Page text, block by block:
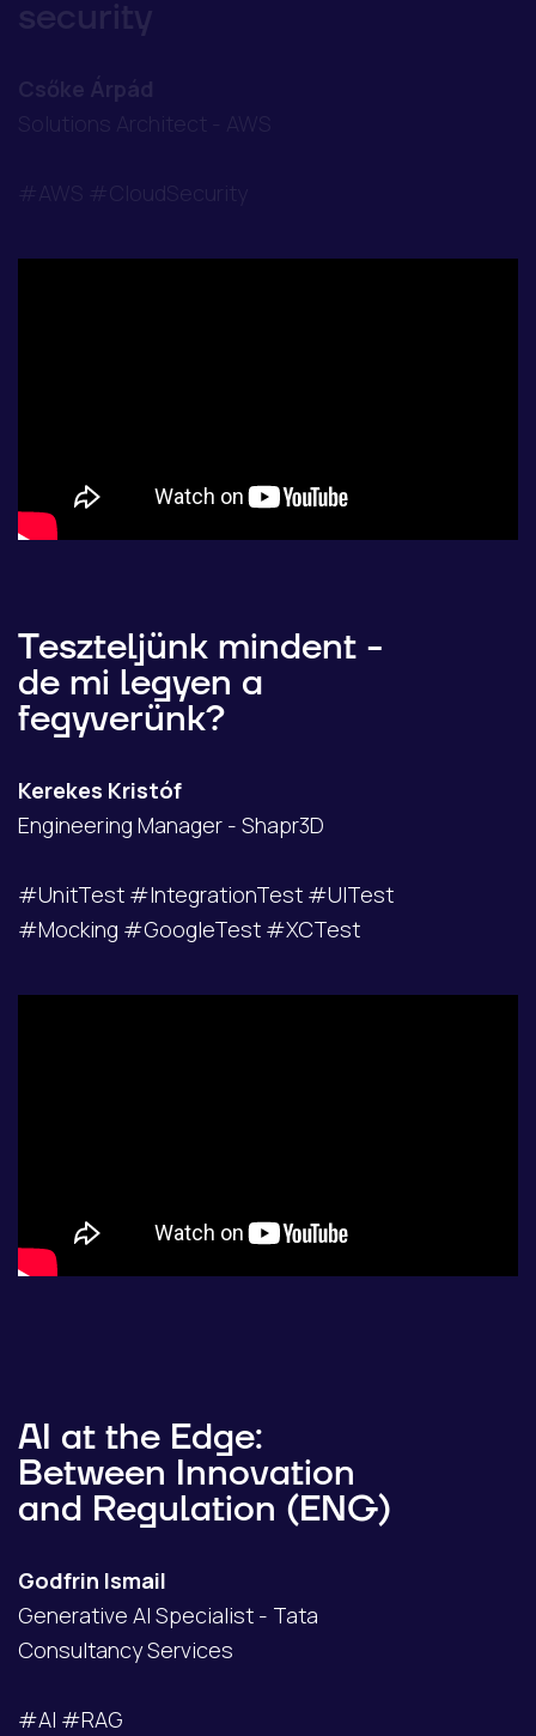
security
Csőke Árpád
Solutions Architect - AWS
#AWS #CloudSecurity
Teszteljünk mindent -
de mi legyen a
fegyverünk?
Kerekes Kristóf
Engineering Manager - Shapr3D
#UnitTest #IntegrationTest #UITest
#Mocking #GoogleTest #XCTest
AI at the Edge:
Between Innovation
and Regulation (ENG)
Godfrin Ismail
Generative AI Specialist - Tata
Consultancy Services
#AI #RAG